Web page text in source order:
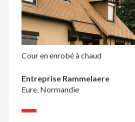
Cour en enrobé à chaud
Entreprise Rammelaere
Eure, Normandie